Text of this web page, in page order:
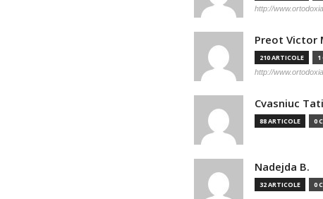
http://
Preot Victor
210 ARTICOLE 1
http://
Cvasniuc
88 ARTICOLE 0
Nadejda B.
32 ARTICOLE 0